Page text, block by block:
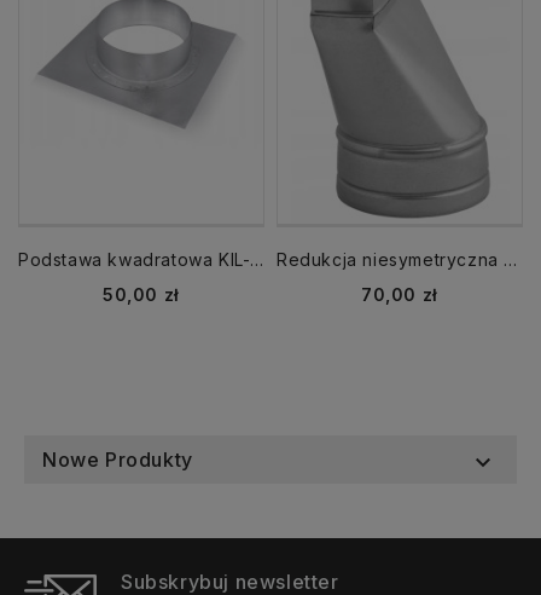
Podstawa kwadratowa KIL-160 z króćcem okrągłym ocynkowana
Cena
50,00 zł
Redukcja niesymetryczna RDSS 200x90 fi 125
Cena
70,00 zł
Nowe Produkty 
Subskrybuj newsletter